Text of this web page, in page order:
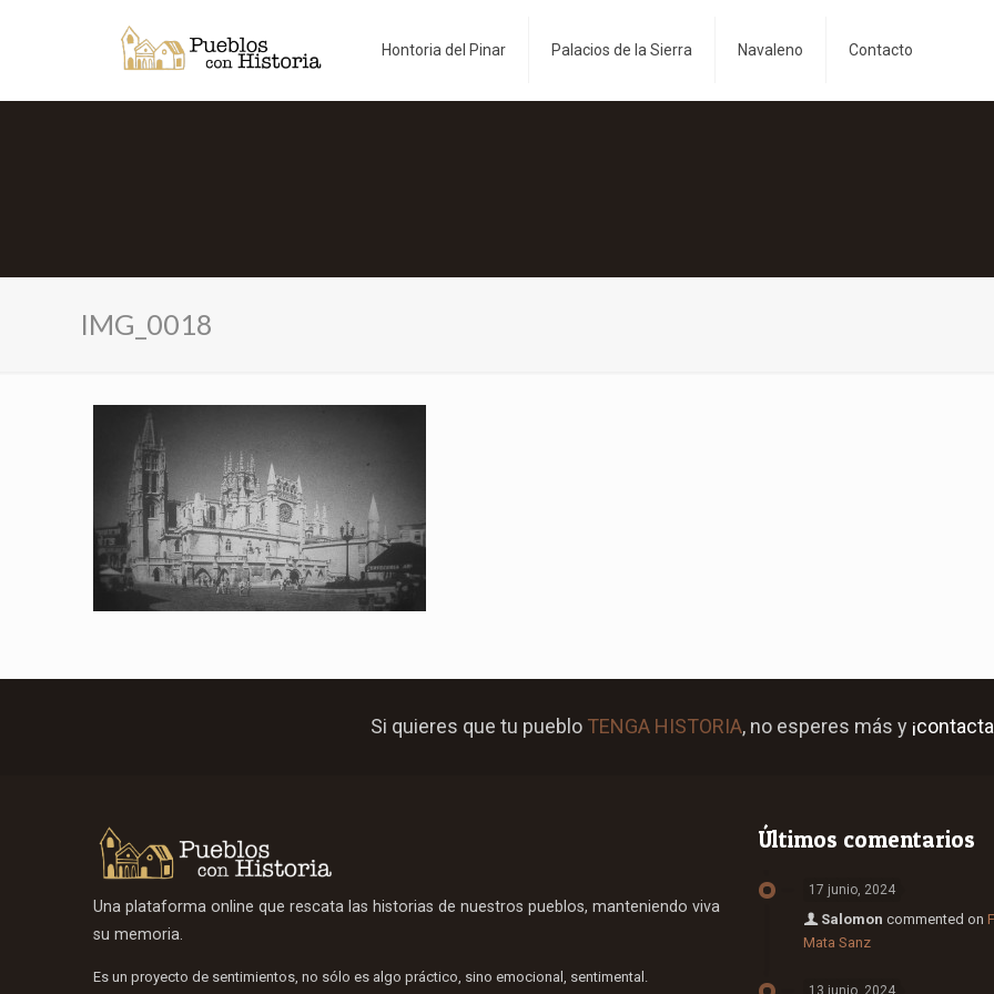
Hontoria del Pinar Palacios de la Sierra Navaleno Contacto
IMG_0018
Si quieres que tu pueblo TENGA HISTORIA, no esperes más y
Una plataforma online que rescata las historias de nuestros pueblos, manteniendo viva
su memoria.
Es un proyecto de sentimientos, no sólo es algo práctico, sino emocional, sentimental.
Últimos comentarios
17 junio, 2024
Salomon commented on
Mata Sanz
13 junio, 2024